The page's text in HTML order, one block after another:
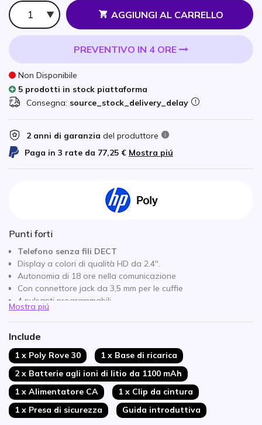
Qtà
AGGIUNGI AL CARRELLO
PREVENTIVO IN 4 ORE
Non Disponibile
5 prodotti in stock piattaforma
Consegna: source_stock_delivery_delay
2 anni di garanzia del produttore
Paga in 3 rate da 77,25 € Mostra piú
Punti forti
Telefono senza fili DECT
Display a colori di qualità HD da 2.4''.
Autonomia di 18 ore nella comunicazione
Con connettore jack da 3,5 mm per le cuffie
4 pulsanti programmabili
Certificato IP65: resistente alla polvere e agli spruzzi
Resistente ha cadute inferiori a 2 metri
Molto facile da pulire: può essere disinfettato
Protezione antibatterica: Microban
Mostra piú
Include
1 x Poly Rove 30
1 x Base di ricarica
2 x Batterie agli ioni di litio da 1100 mAh
1 x Alimentatore CA
1 x Clip da cintura
1 x Presa di sicurezza
Guida introduttiva